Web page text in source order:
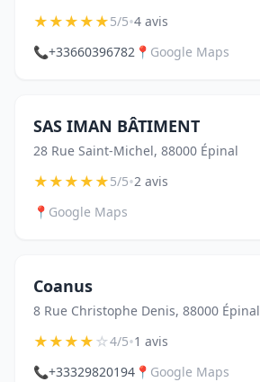
★★★★★5/5•4 avis
📞+33660396782 📍 Google Maps
SAS IMAN BÂTIMENT
28 Rue Saint-Michel, 88000 Épinal
★★★★★5/5•2 avis
📍 Google Maps
Coanus
8 Rue Christophe Denis, 88000 Épinal
★★★★☆4/5•1 avis
📞+33329820194 📍 Google Maps